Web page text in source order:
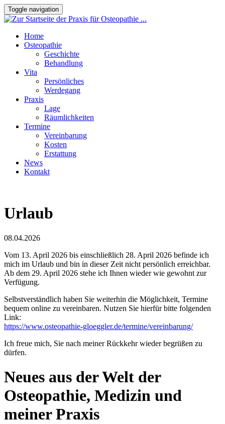
Toggle navigation
Home
Osteopathie
Geschichte
Behandlung
Vita
Persönliches
Werdegang
Praxis
Lage
Räumlichkeiten
Termine
Vereinbarung
Kosten
Erstattung
News
Kontakt
Urlaub
08.04.2026
Vom 13. April 2026 bis einschließlich 28. April 2026 befinde ich
mich im Urlaub und bin in dieser Zeit nicht persönlich erreichbar.
Ab dem 29. April 2026 stehe ich Ihnen wieder wie gewohnt zur
Verfügung.
Selbstverständlich haben Sie weiterhin die Möglichkeit, Termine
bequem online zu vereinbaren. Nutzen Sie hierfür bitte folgenden
Link:
https://www.osteopathie-gloeggler.de/termine/vereinbarung/
Ich freue mich, Sie nach meiner Rückkehr wieder begrüßen zu
dürfen.
Neues aus der Welt der
Osteopathie, Medizin und
meiner Praxis